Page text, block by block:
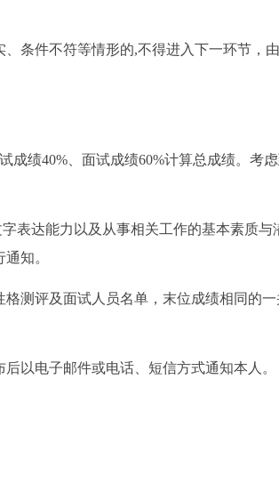
条件不符等情形的,不得进入下一环节，由
成绩40%、面试成绩60%计算总成绩。考
表达能力以及从事相关工作的基本素质与
知。
测评及面试人员名单，末位成绩相同的一
以电子邮件或电话、短信方式通知本人。